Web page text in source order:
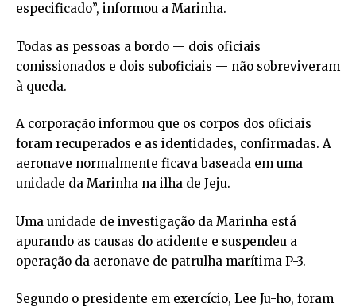
especificado”, informou a Marinha.
Todas as pessoas a bordo — dois oficiais
comissionados e dois suboficiais — não sobreviveram
à queda.
A corporação informou que os corpos dos oficiais
foram recuperados e as identidades, confirmadas. A
aeronave normalmente ficava baseada em uma
unidade da Marinha na ilha de Jeju.
Uma unidade de investigação da Marinha está
apurando as causas do acidente e suspendeu a
operação da aeronave de patrulha marítima P-3.
Segundo o presidente em exercício, Lee Ju-ho, foram